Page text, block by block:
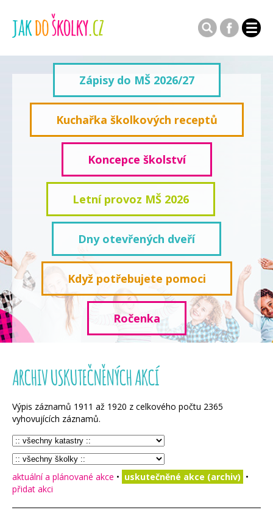
Zápisy do MŠ 2026/27
Kuchařka školkových receptů
Koncepce školství
Letní provoz MŠ 2026
Dny otevřených dveří
Když potřebujete pomoci
Ročenka
ARCHIV USKUTEČNĚNÝCH AKCÍ
Výpis záznamů 1911 až 1920 z celkového počtu 2365
vyhovujících záznamů.
aktuální a plánované akce • uskutečněné akce (archiv) •
přidat akci